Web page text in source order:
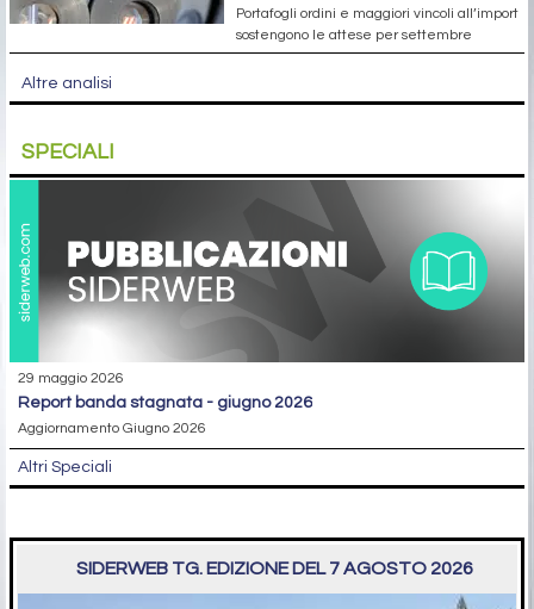
Portafogli ordini e maggiori vincoli all’import
sostengono le attese per settembre
Altre analisi
SPECIALI
29 maggio 2026
report banda stagnata - giugno 2026
Aggiornamento Giugno 2026
Altri Speciali
SIDERWEB TG. EDIZIONE DEL 7 AGOSTO 2026